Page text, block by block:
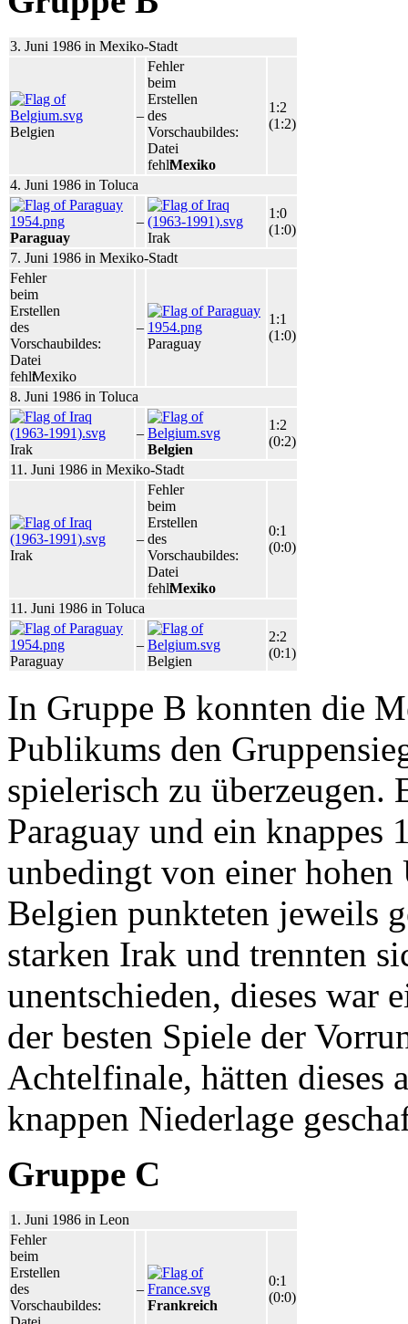
3. Juni 1986 in Mexiko-Stadt
Belgien
–
Fehler
beim
Erstellen
des
Vorschaubildes:
Datei
fehltMexiko
1:2
(1:2)
4. Juni 1986 in Toluca
Paraguay
–
Irak
1:0
(1:0)
7. Juni 1986 in Mexiko-Stadt
Fehler
beim
Erstellen
des
Vorschaubildes:
Datei
fehltMexiko
–
Paraguay
1:1
(1:0)
8. Juni 1986 in Toluca
Irak
–
Belgien
1:2
(0:2)
11. Juni 1986 in Mexiko-Stadt
Irak
–
Fehler
beim
Erstellen
des
Vorschaubildes:
Datei
fehltMexiko
0:1
(0:0)
11. Juni 1986 in Toluca
Paraguay
–
Belgien
2:2
(0:1)
In Gruppe B konnten die
Publikums den
spielerisch zu überzeugen.
Paraguay und ein knappes
unbedingt von einer hohen
Belgien punkteten jeweils
starken Irak und trennten
unentschieden, dieses war
der besten Spiele der
Achtelfinale, hätten dieses
knappen Niederlage
Gruppe C
1. Juni 1986 in Leon
Fehler
beim
Erstellen
des
Vorschaubildes:
–
Frankreich
0:1
(0:0)